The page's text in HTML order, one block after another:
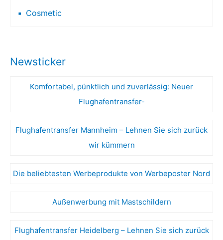
Cosmetic
Newsticker
Komfortabel, pünktlich und zuverlässig: Neuer
Flughafentransfer-
Flughafentransfer Mannheim – Lehnen Sie sich zurück
wir kümmern
Die beliebtesten Werbeprodukte von Werbeposter Nord
Außenwerbung mit Mastschildern
Flughafentransfer Heidelberg – Lehnen Sie sich zurück